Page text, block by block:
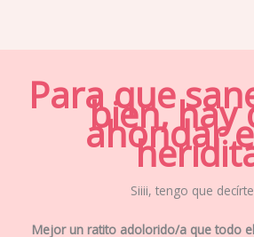
Para que
bien, hay
ahondar
Siiii, tengo que
Mejor un ratito adolorido/a que todo